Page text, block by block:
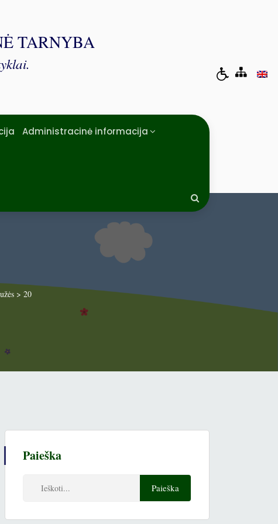
TARNYBA
Administracinė informacija
> 20
Paieška